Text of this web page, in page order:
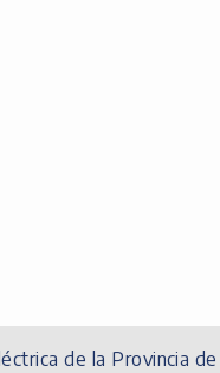
de la Provincia de